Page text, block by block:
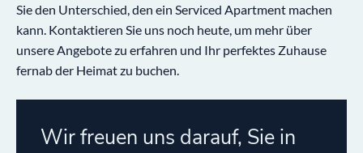
Sie den Unterschied, den ein Serviced Apartment machen
kann. Kontaktieren Sie uns noch heute, um mehr über
unsere Angebote zu erfahren und Ihr perfektes Zuhause
fernab der Heimat zu buchen.
Wir freuen uns darauf, Sie in